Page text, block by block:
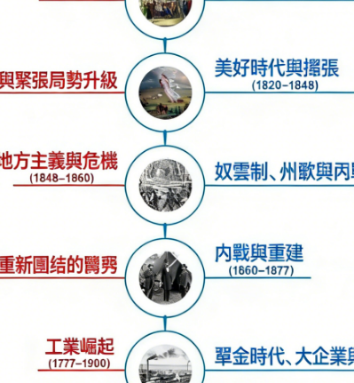
用 AI 打造你的個人知識庫
・ 將 PDF、PPTX、網頁與影片轉
・ 在心智圖節點中插入文件並撰寫
・ 超過 10k+ 種心智圖範本，30+
・ 一鍵生成心智圖與簡報